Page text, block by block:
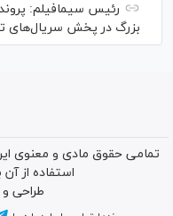
رئیس سیمافیلم:
بزرگ در پخش سریال‌های
تمامی حقوق مادی و معنوی
استفاده از
طراحی و